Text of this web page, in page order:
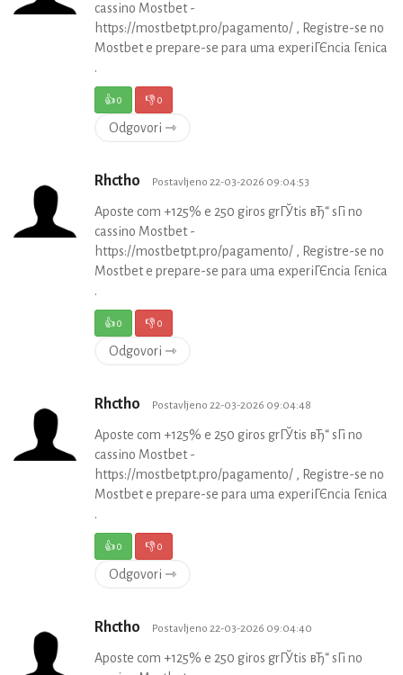
cassino Mostbet -
https://mostbetpt.pro/pagamento/ , Registre-se no
Mostbet e prepare-se para uma experiГЄncia Гєnica
.
👍0 👎0
Odgovori ⇾
Rhctho Postavljeno 22-03-2026 09:04:53
Aposte com +125% e 250 giros grГЎtis вЂ“ sГі no
cassino Mostbet -
https://mostbetpt.pro/pagamento/ , Registre-se no
Mostbet e prepare-se para uma experiГЄncia Гєnica
.
👍0 👎0
Odgovori ⇾
Rhctho Postavljeno 22-03-2026 09:04:48
Aposte com +125% e 250 giros grГЎtis вЂ“ sГі no
cassino Mostbet -
https://mostbetpt.pro/pagamento/ , Registre-se no
Mostbet e prepare-se para uma experiГЄncia Гєnica
.
👍0 👎0
Odgovori ⇾
Rhctho Postavljeno 22-03-2026 09:04:40
Aposte com +125% e 250 giros grГЎtis вЂ“ sГі no